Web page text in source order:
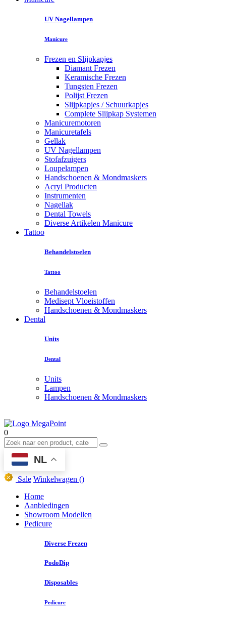
UV Nagellampen
Manicure
Frezen en Slijpkapjes
Diamant Frezen
Keramische Frezen
Tungsten Frezen
Polijst Frezen
Slijpkapjes / Schuurkapjes
Complete Slijpkap Systemen
Manicuremotoren
Manicuretafels
Gellak
UV Nagellampen
Stofafzuigers
Loupelampen
Handschoenen & Mondmaskers
Acryl Producten
Instrumenten
Nagellak
Dental Towels
Diverse Artikelen Manicure
Tattoo
Behandelstoelen
Tattoo
Behandelstoelen
Medisept Vloeistoffen
Handschoenen & Mondmaskers
Dental
Units
Dental
Units
Lampen
Handschoenen & Mondmaskers
0
NL
Sale Winkelwagen ()
Home
Aanbiedingen
Showroom Modellen
Pedicure
Diverse Frezen
PodoDip
Disposables
Pedicure